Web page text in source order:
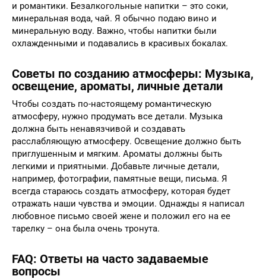
и романтики. Безалкогольные напитки – это соки,
минеральная вода, чай. Я обычно подаю вино и
минеральную воду. Важно, чтобы напитки были
охлажденными и подавались в красивых бокалах.
Советы по созданию атмосферы: Музыка,
освещение, ароматы, личные детали
Чтобы создать по-настоящему романтическую
атмосферу, нужно продумать все детали. Музыка
должна быть ненавязчивой и создавать
расслабляющую атмосферу. Освещение должно быть
приглушенным и мягким. Ароматы должны быть
легкими и приятными. Добавьте личные детали,
например, фотографии, памятные вещи, письма. Я
всегда стараюсь создать атмосферу, которая будет
отражать наши чувства и эмоции. Однажды я написал
любовное письмо своей жене и положил его на ее
тарелку – она была очень тронута.
FAQ: Ответы на часто задаваемые
вопросы